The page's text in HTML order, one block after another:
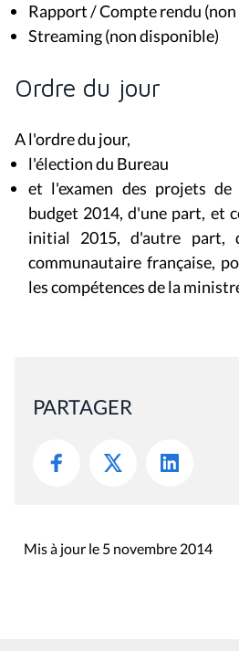
Rapport / Compte rendu
Streaming (non disponible)
Ordre du jour
A l'ordre du jour,
l'élection du Bureau
et l'examen des projets
budget 2014, d'une part, et
initial 2015, d'autre part,
communautaire française,
les compétences de la
PARTAGER
Mis à jour le 5 novembre 2014